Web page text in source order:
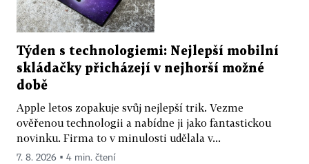
Týden s technologiemi: Nejlepší mobilní
skládačky přicházejí v nejhorší možné
době
Apple letos zopakuje svůj nejlepší trik. Vezme
ověřenou technologii a nabídne ji jako fantastickou
novinku. Firma to v minulosti udělala v...
7. 8. 2026 ▪ 4 min. čtení